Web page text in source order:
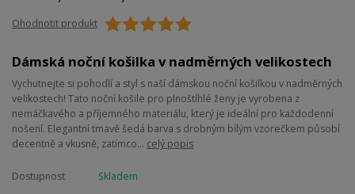
Ohodnotit produkt
Dámská noční košilka v nadměrných velikostech
Vychutnejte si pohodlí a styl s naší dámskou noční košilkou v nadměrných
velikostech! Tato noční košile pro plnoštíhlé ženy je vyrobena z
nemáčkavého a příjemného materiálu, který je ideální pro každodenní
nošení. Elegantní tmavě šedá barva s drobným bílým vzorečkem působí
decentně a vkusně, zatímco... celý popis
Dostupnost
Skladem